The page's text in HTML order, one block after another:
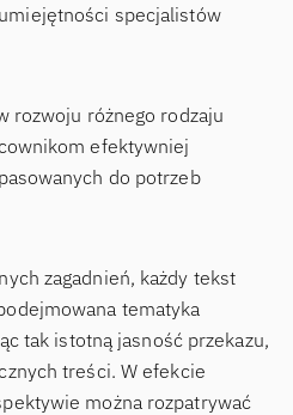
specjalistów
rozwoju różnego rodzaju
efektywniej
do potrzeb
zagadnień, każdy tekst
tematyka
tak istotną jasność przekazu,
treści. W efekcie
można rozpatrywać